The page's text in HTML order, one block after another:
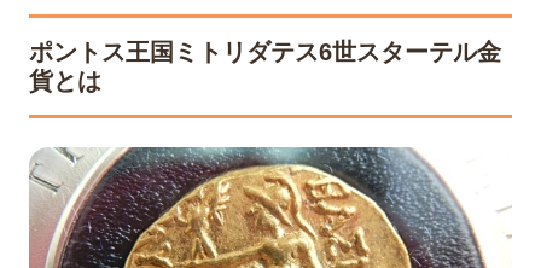
ポントス王国ミトリダテス6世スターテル金
貨とは